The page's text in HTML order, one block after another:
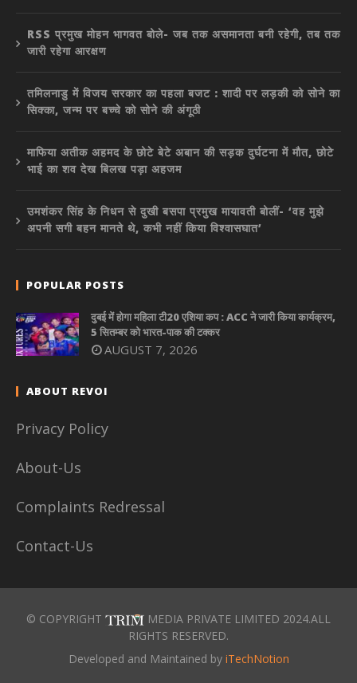
RSS प्रमुख मोहन भागवत बोले- जब तक असमानता बनी रहेगी, तब तक
जारी रहेगा आरक्षण
तमिलनाडु में विजय सरकार का पहला बजट : शादी पर लड़की को सोने का
सिक्का, जन्म पर बच्चे को सोने की अंगूठी
माफिया अतीक अहमद के छोटे बेटे अबान की सड़क दुर्घटना में मौत, छोटे
भाई का शव देख बिलख पड़ा अहजम
उमशंकर सिंह के निधन से दुखी बसपा प्रमुख मायावती बोलीं- ‘वह मुझे
अपनी सगी बहन मानते थे, कभी नहीं किया विश्वासघात’
POPULAR POSTS
दुबई में होगा महिला टी20 एशिया कप : ACC ने जारी किया कार्यक्रम,
5 सितम्बर को भारत-पाक की टक्कर
AUGUST 7, 2026
ABOUT REVOI
Privacy Policy
About-Us
Complaints Redressal
Contact-Us
© COPYRIGHT
MEDIA PRIVATE LIMITED 2024.ALL
RIGHTS RESERVED.
Developed and Maintained by iTechNotion